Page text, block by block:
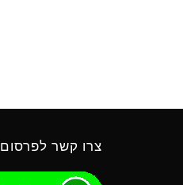
צרו קשר לפרסום